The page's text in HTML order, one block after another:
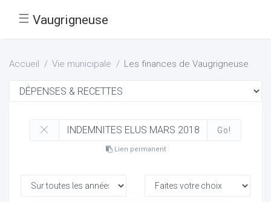
☰ Vaugrigneuse
Accueil Vie municipale Les finances de Vaugrigneuse
Go!
Lien permanent